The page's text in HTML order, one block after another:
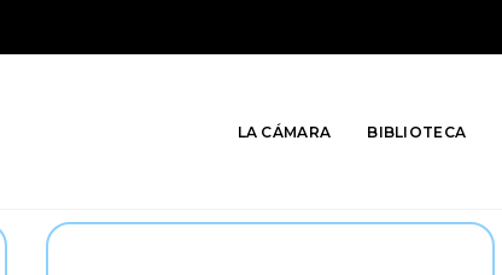
LA CÁMARA BIBLIOTECA